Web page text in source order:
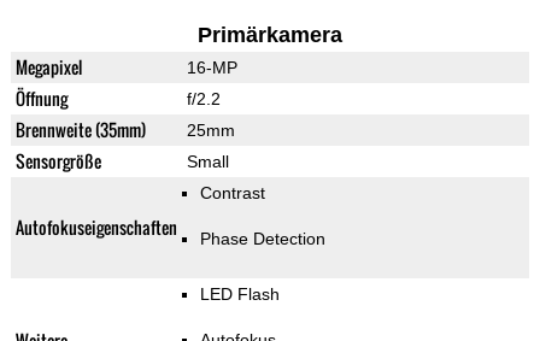
Primärkamera
Megapixel 16-MP
Öffnung f/2.2
Brennweite (35mm) 25mm
Sensorgröße Small
Autofokuseigenschaften
Contrast
Phase Detection
LED Flash